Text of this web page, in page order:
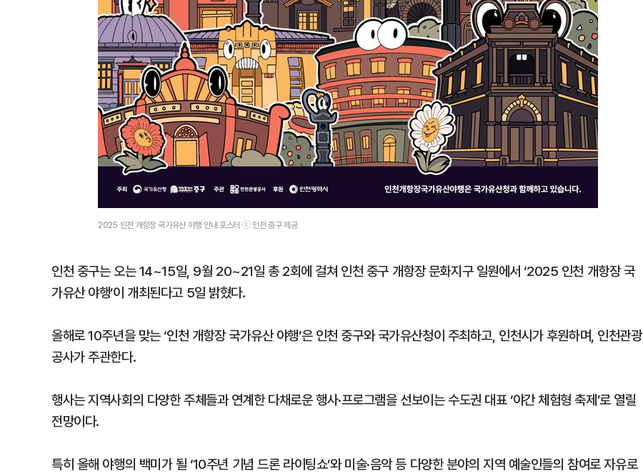
2025 인천 개항장 국가유산 야행 안내 포스터 ⓒ 인천 중구 제공
인천 중구는 오는 14~15일, 9월 20~21일 총 2회에 걸쳐 인천 중구 개항장 문화지구 일원에서 ‘2025 인천 개항장 국
가유산 야행’이 개최된다고 5일 밝혔다.
올해로 10주년을 맞는 ‘인천 개항장 국가유산 야행’은 인천 중구와 국가유산청이 주최하고, 인천시가 후원하며, 인천관광
공사가 주관한다.
행사는 지역사회의 다양한 주체들과 연계한 다채로운 행사·프로그램을 선보이는 수도권 대표 ‘야간 체험형 축제’로 열릴
전망이다.
특히 올해 야행의 백미가 될 ‘10주년 기념 드론 라이팅쇼’와 미술·음악 등 다양한 분야의 지역 예술인들의 참여로 자유로